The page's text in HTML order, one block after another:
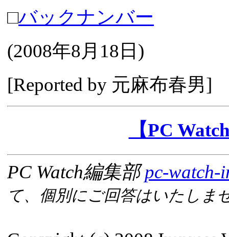
□バックナンバー
(2008年8月18日 )
[Reported by 元麻布春男]
【PC
PC Watch編集部pc-watch-
て、個別にご回答はいたしま